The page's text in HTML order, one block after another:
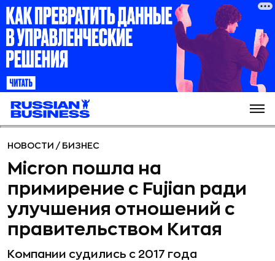
НОВОСТИ / БИЗНЕС
Micron пошла на
примирение с Fujian ради
улучшения отношений с
правительством Китая
Компании судились с 2017 года